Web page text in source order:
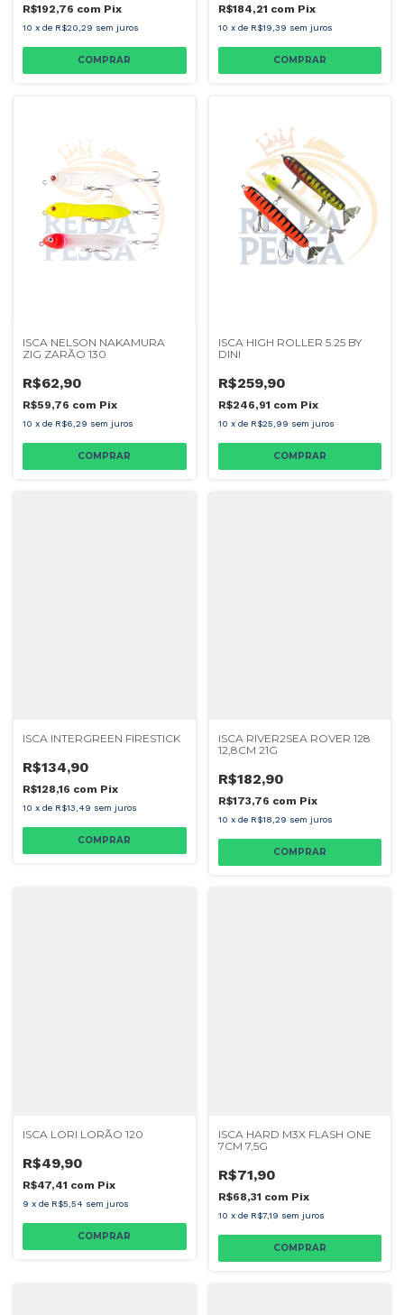
R$192,76 com Pix
10 x de R$20,29 sem juros
COMPRAR
R$184,21 com Pix
10 x de R$19,39 sem juros
COMPRAR
ISCA NELSON NAKAMURA
ZIG ZARÃO 130
R$62,90
R$59,76 com Pix
10 x de R$6,29 sem juros
COMPRAR
ISCA HIGH ROLLER 5.25 BY
DINI
R$259,90
R$246,91 com Pix
10 x de R$25,99 sem juros
COMPRAR
ISCA INTERGREEN FIRESTICK
R$134,90
R$128,16 com Pix
10 x de R$13,49 sem juros
COMPRAR
ISCA RIVER2SEA ROVER 128
12,8CM 21G
R$182,90
R$173,76 com Pix
10 x de R$18,29 sem juros
COMPRAR
ISCA LORI LORÃO 120
R$49,90
R$47,41 com Pix
9 x de R$5,54 sem juros
COMPRAR
ISCA HARD M3X FLASH ONE
7CM 7,5G
R$71,90
R$68,31 com Pix
10 x de R$7,19 sem juros
COMPRAR